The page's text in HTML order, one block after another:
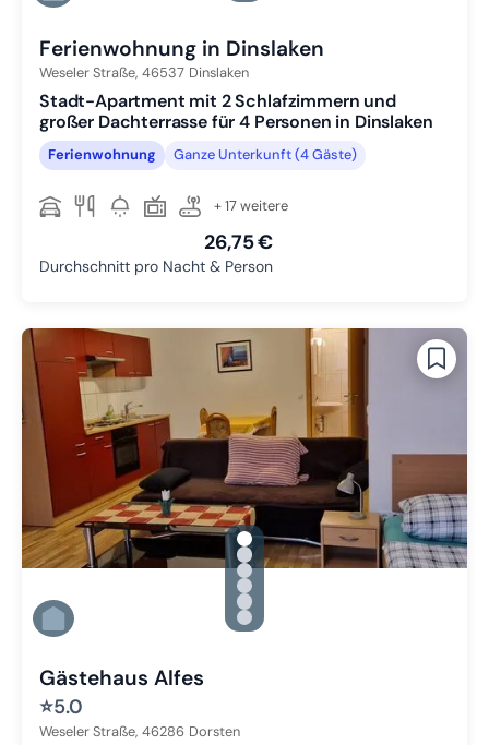
Zu Slide 6 wechseln
Ferienwohnung in Dinslaken
Weseler Straße, 46537 Dinslaken
Stadt-Apartment mit 2 Schlafzimmern und
großer Dachterrasse für 4 Personen in Dinslaken
Ferienwohnung Ganze Unterkunft (4 Gäste)
+ 17 weitere
26,75 €
Durchschnitt pro Nacht & Person
gallery.slide_selector
Zu Slide 1 wechseln
Zu Slide 2 wechseln
Zu Slide 3 wechseln
Zu Slide 4 wechseln
Zu Slide 5 wechseln
Zu Slide 6 wechseln
Gästehaus Alfes
⭐5.0
Weseler Straße, 46286 Dorsten